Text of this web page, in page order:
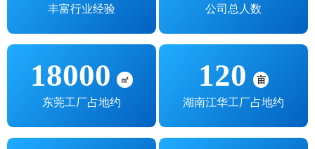
丰富行业经验 公司总人数
18000 ㎡
东莞工厂占地约
120 亩
湖南江华工厂占地约